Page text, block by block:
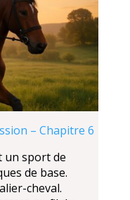
– Chapitre 6
un sport de
de base.
cheval.